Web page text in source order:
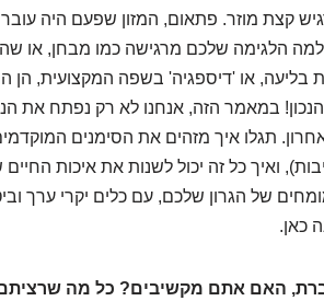
קצת מוזר. פתאום, המזון שפעם היה
הלגימה שלכם מרגישה כמו מבחן, או
בליעה, או 'דיספגיה' בשפה המקצועית, הן
במאמר הזה, אנחנו לא רק נפתח את
תגלו איך מזהים את הסימנים
ואיך כל זה יכול לשנות את איכות
של הגרון שלכם, עם כלים יקרי ערך
כאן.
האם אתם מקשיבים? כל מה שרציתם